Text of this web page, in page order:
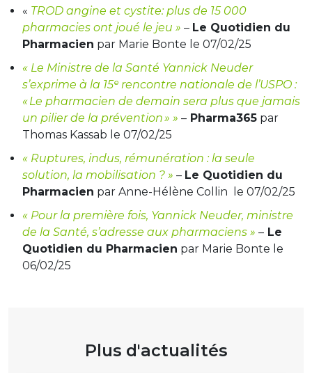
« TROD angine et cystite: plus de 15 000
pharmacies ont joué le jeu » – Le Quotidien du
Pharmacien par Marie Bonte le 07/02/25
« Le Ministre de la Santé Yannick Neuder
s’exprime à la 15ᵉ rencontre nationale de l’USPO :
« Le pharmacien de demain sera plus que jamais
un pilier de la prévention » » – Pharma365 par
Thomas Kassab le 07/02/25
« Ruptures, indus, rémunération : la seule
solution, la mobilisation ? » – Le Quotidien du
Pharmacien par Anne-Hélène Collin le 07/02/25
« Pour la première fois, Yannick Neuder, ministre
de la Santé, s’adresse aux pharmaciens » – Le
Quotidien du Pharmacien par Marie Bonte le
06/02/25
Plus d'actualités